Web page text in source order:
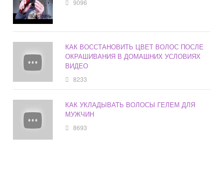
9096
КАК ВОССТАНОВИТЬ ЦВЕТ ВОЛОС ПОСЛЕ
ОКРАШИВАНИЯ В ДОМАШНИХ УСЛОВИЯХ
ВИДЕО
8233
КАК УКЛАДЫВАТЬ ВОЛОСЫ ГЕЛЕМ ДЛЯ
МУЖЧИН
8693